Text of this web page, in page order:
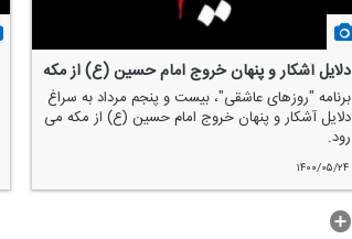
دلایل آشكار و پنهان خروج امام حسین (ع) از مكه
برنامه "روزهای عاشقی"، بیست و پنجم مرداد به سراغ
دلایل آشكار و پنهان خروج امام حسین (ع) از مكه می
رود.
۱۴۰۰/۰۵/۲۴